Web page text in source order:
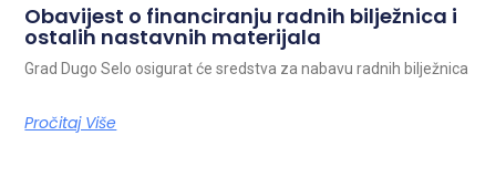
Obavijest o financiranju radnih bilježnica i
ostalih nastavnih materijala
Grad Dugo Selo osigurat će sredstva za nabavu radnih bilježnica
Pročitaj Više